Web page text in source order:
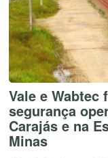
Vale e
segurança
Carajás e na
Minas